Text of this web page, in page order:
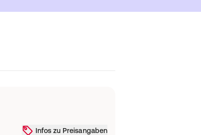
Infos zu Preisangaben